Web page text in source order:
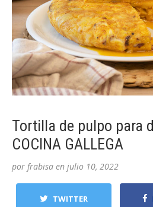
Tortilla de pulpo para
COCINA GALLEGA
por frabisa en julio 10, 2022
TWITTER